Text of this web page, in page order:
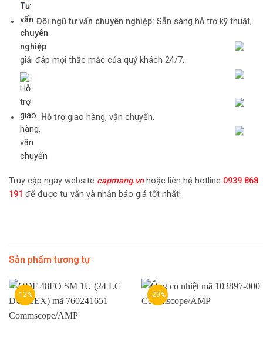
Đội ngũ tư vấn chuyên nghiệp: Sẵn sàng hỗ trợ kỹ thuật,
giải đáp mọi thắc mắc của quý khách 24/7.
Hỗ trợgiao hàng, vận chuyển.
Truy cập ngay website capmang.vnhoặc liên hệ hotline 0939 868
191 để được tư vấn và nhận báo giá tốt nhất!
Sản phẩm tương tự
-12% -20%